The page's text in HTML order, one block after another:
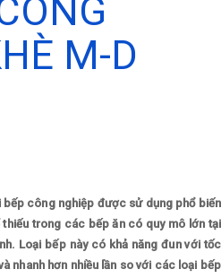
M-D
công nghiệp được sử dụng phổ biến
thiếu trong các bếp ăn có quy mô lớn tại
Loại bếp này có khả năng đun với tốc
nhanh hơn nhiều lần so với các loại bếp